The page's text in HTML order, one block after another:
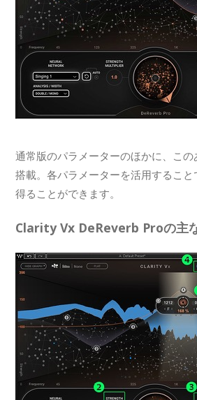
通常版のパラメーターのほかに、こ
搭載。各パラメーターを活用するこ
得ることができます。
Clarity Vx DeReverb Proの主